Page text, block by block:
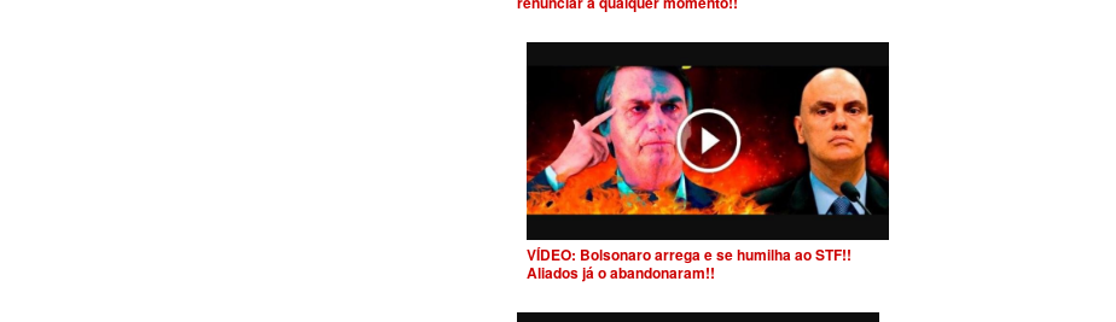
VÍDEO: Bolsonaro arrega e se humilha ao STF!!
Aliados já o abandonaram!!